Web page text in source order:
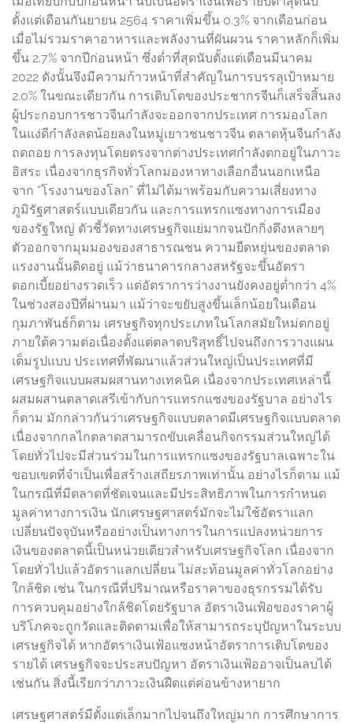
ตั้งแต่เดือนกันยายน 2564 ราคาเพิ่มขึ้น 0.3% จากเดือนก่อน
เมื่อไม่รวมราคาอาหารและพลังงานที่ผันผวน ราคาหลักก็เพิ่ม
ขึ้น 2.7% จากปีก่อนหน้า ซึ่งต่ำที่สุดนับตั้งแต่เดือนมีนาคม
2022 ดังนั้นจึงมีความก้าวหน้าที่สำคัญในการบรรลุเป้าหมาย
2.0% ในขณะเดียวกัน การเติบโตของประชากรจีนก็เสร็จสิ้นลง
ผู้ประกอบการชาวจีนกำลังจะออกจากประเทศ การมองโลก
ในแง่ดีกำลังลดน้อยลงในหมู่เยาวชนชาวจีน ตลาดหุ้นจีนกำลัง
ถดถอย การลงทุนโดยตรงจากต่างประเทศกำลังตกอยู่ในภาวะ
อิสระ เนื่องจากธุรกิจทั่วโลกมองหาทางเลือกอื่นนอกเหนือ
จาก “โรงงานของโลก” ที่ไม่ได้มาพร้อมกับความเสี่ยงทาง
ภูมิรัฐศาสตร์แบบเดียวกัน และการแทรกแซงทางการเมือง
ของรัฐใหญ่ ตัวชี้วัดทางเศรษฐกิจแย่มากจนปักกิ่งดึงหลายๆ
ตัวออกจากมุมมองของสาธารณชน ความยืดหยุ่นของตลาด
แรงงานนั้นติดอยู่ แม้ว่าธนาคารกลางสหรัฐจะขึ้นอัตรา
ดอกเบี้ยอย่างรวดเร็ว แต่อัตราการว่างงานยังคงอยู่ต่ำกว่า 4%
ในช่วงสองปีที่ผ่านมา แม้ว่าจะขยับสูงขึ้นเล็กน้อยในเดือน
กุมภาพันธ์ก็ตาม เศรษฐกิจทุกประเภทในโลกสมัยใหม่ตกอยู่
ภายใต้ความต่อเนื่องตั้งแต่ตลาดบริสุทธิ์ไปจนถึงการวางแผน
เต็มรูปแบบ ประเทศที่พัฒนาแล้วส่วนใหญ่เป็นประเทศที่มี
เศรษฐกิจแบบผสมผสานทางเทคนิค เนื่องจากประเทศเหล่านี้
ผสมผสานตลาดเสรีเข้ากับการแทรกแซงของรัฐบาล อย่างไร
ก็ตาม มักกล่าวกันว่าเศรษฐกิจแบบตลาดมีเศรษฐกิจแบบตลาด
เนื่องจากกลไกตลาดสามารถขับเคลื่อนกิจกรรมส่วนใหญ่ได้
โดยทั่วไปจะมีส่วนร่วมในการแทรกแซงของรัฐบาลเฉพาะใน
ขอบเขตที่จำเป็นเพื่อสร้างเสถียรภาพเท่านั้น อย่างไรก็ตาม แม้
ในกรณีที่มีตลาดที่ชัดเจนและมีประสิทธิภาพในการกำหนด
มูลค่าทางการเงิน นักเศรษฐศาสตร์มักจะไม่ใช้อัตราแลก
เปลี่ยนปัจจุบันหรืออย่างเป็นทางการในการแปลงหน่วยการ
เงินของตลาดนี้เป็นหน่วยเดียวสำหรับเศรษฐกิจโลก เนื่องจาก
โดยทั่วไปแล้วอัตราแลกเปลี่ยน ไม่สะท้อนมูลค่าทั่วโลกอย่าง
ใกล้ชิด เช่น ในกรณีที่ปริมาณหรือราคาของธุรกรรมได้รับ
การควบคุมอย่างใกล้ชิดโดยรัฐบาล อัตราเงินเฟ้อของราคาผู้
บริโภคจะถูกวัดและติดตามเพื่อให้สามารถระบุปัญหาในระบบ
เศรษฐกิจได้ หากอัตราเงินเฟ้อแซงหน้าอัตราการเติบโตของ
รายได้ เศรษฐกิจจะประสบปัญหา อัตราเงินเฟ้ออาจเป็นลบได้
เช่นกัน สิ่งนี้เรียกว่าภาวะเงินฝืดแต่ค่อนข้างหายาก
เศรษฐศาสตร์มีตั้งแต่เล็กมากไปจนถึงใหญ่มาก การศึกษาการ